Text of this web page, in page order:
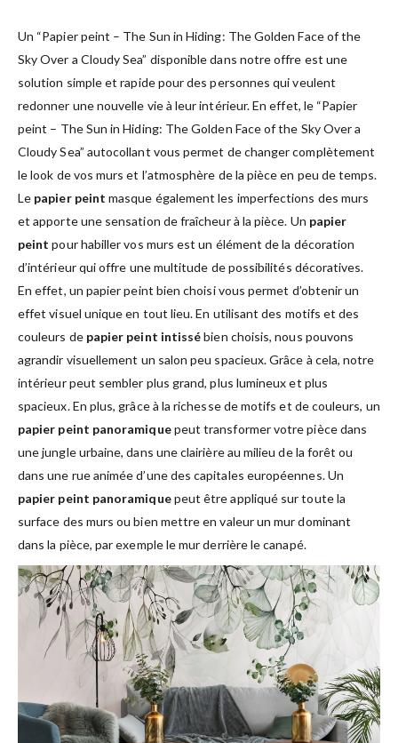
Un “Papier peint – The Sun in Hiding: The Golden Face of the
Sky Over a Cloudy Sea” disponible dans notre offre est une
solution simple et rapide pour des personnes qui veulent
redonner une nouvelle vie à leur intérieur. En effet, le “Papier
peint – The Sun in Hiding: The Golden Face of the Sky Over a
Cloudy Sea” autocollant vous permet de changer complètement
le look de vos murs et l’atmosphère de la pièce en peu de temps.
Le papier peint masque également les imperfections des murs
et apporte une sensation de fraîcheur à la pièce. Un papier
peint pour habiller vos murs est un élément de la décoration
d’intérieur qui offre une multitude de possibilités décoratives.
En effet, un papier peint bien choisi vous permet d’obtenir un
effet visuel unique en tout lieu. En utilisant des motifs et des
couleurs de papier peint intissébien choisis, nous pouvons
agrandir visuellement un salon peu spacieux. Grâce à cela, notre
intérieur peut sembler plus grand, plus lumineux et plus
spacieux. En plus, grâce à la richesse de motifs et de couleurs, un
papier peint panoramiquepeut transformer votre pièce dans
une jungle urbaine, dans une clairière au milieu de la forêt ou
dans une rue animée d’une des capitales européennes. Un
papier peint panoramiquepeut être appliqué sur toute la
surface des murs ou bien mettre en valeur un mur dominant
dans la pièce, par exemple le mur derrière le canapé.